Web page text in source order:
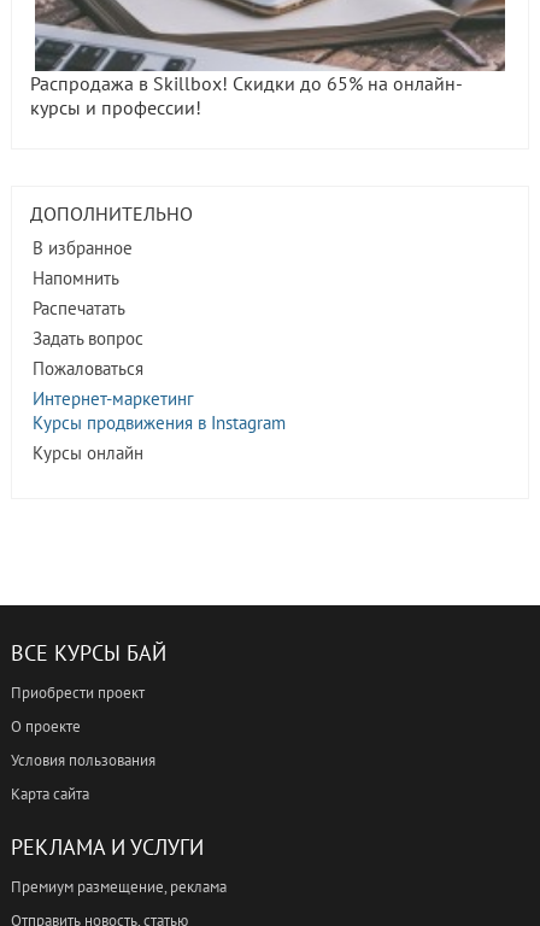
Распродажа в Skillbox! Скидки до 65% на онлайн-
курсы и профессии!
ДОПОЛНИТЕЛЬНО
В избранное
Напомнить
Распечатать
Задать вопрос
Пожаловаться
Интернет-маркетинг
Курсы продвижения в Instagram
Курсы онлайн
ВСЕ КУРСЫ БАЙ
Приобрести проект
О проекте
Условия пользования
Карта сайта
РЕКЛАМА И УСЛУГИ
Премиум размещение, реклама
Отправить новость, статью